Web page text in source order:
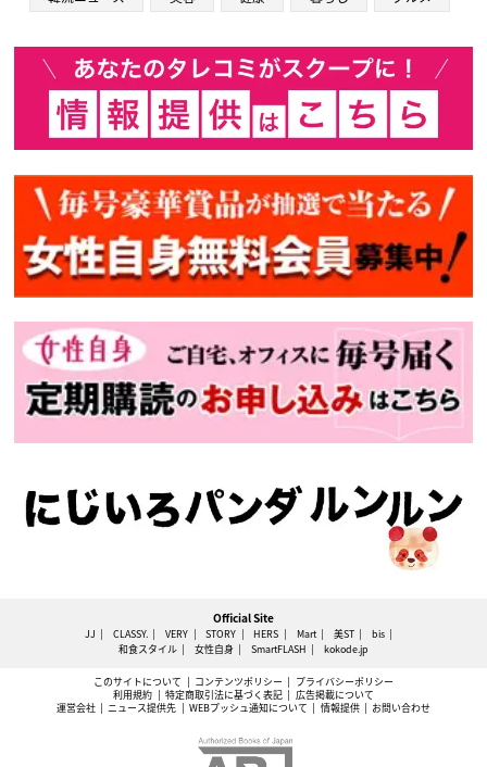
Official Site
JJ CLASSY. VERY STORY HERS Mart 美ST
bis
和食スタイル
女性自身 SmartFLASH kokode.jp
このサイトについて コンテンツポリシー
プライバシーポリシー
利用規約
特定商取引法に基づく表記
広告掲載について
運営会社
ニュース提供先 WEBプッシュ通知について 情報提供 お問い合わせ